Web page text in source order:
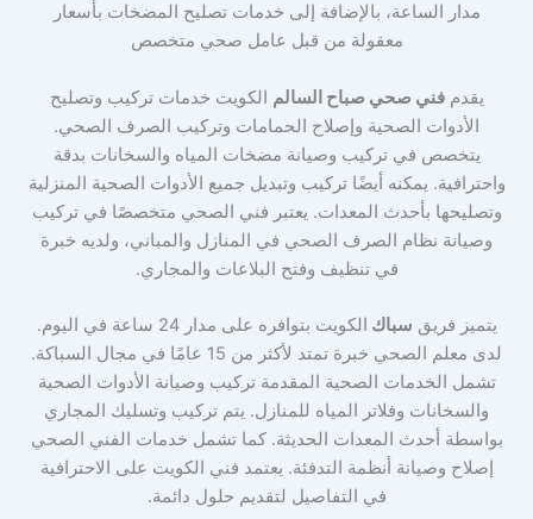
مدار الساعة، بالإضافة إلى خدمات تصليح المضخات بأسعار
معقولة من قبل عامل صحي متخصص
يقدمفني صحي صباح السالم الكويت خدمات تركيب وتصليح
الأدوات الصحية وإصلاح الحمامات وتركيب الصرف الصحي.
يتخصص في تركيب وصيانة مضخات المياه والسخانات بدقة
واحترافية. يمكنه أيضًا تركيب وتبديل جميع الأدوات الصحية المنزلية
وتصليحها بأحدث المعدات. يعتبر فني الصحي متخصصًا في تركيب
وصيانة نظام الصرف الصحي في المنازل والمباني، ولديه خبرة
في تنظيف وفتح البلاعات والمجاري.
يتميز فريق سباك
الكويت بتوافره على مدار 24 ساعة في اليوم.
لدى معلم الصحي خبرة تمتد لأكثر من 15 عامًا في مجال السباكة.
تشمل الخدمات الصحية المقدمة تركيب وصيانة الأدوات الصحية
والسخانات وفلاتر المياه للمنازل. يتم تركيب وتسليك المجاري
بواسطة أحدث المعدات الحديثة. كما تشمل خدمات الفني الصحي
إصلاح وصيانة أنظمة التدفئة. يعتمد فني الكويت على الاحترافية
في التفاصيل لتقديم حلول دائمة.